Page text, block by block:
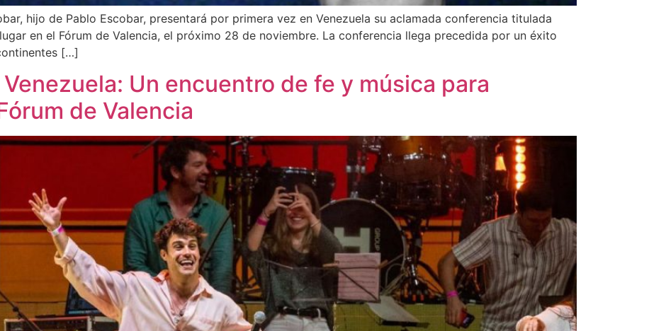
hijo de Pablo Escobar, presentará por primera vez en Venezuela su aclamada conferencia titulada
en el Fórum de Valencia, el próximo 28 de noviembre. La conferencia llega precedida por un éxito
[…]
Un encuentro de fe y música para
de Valencia